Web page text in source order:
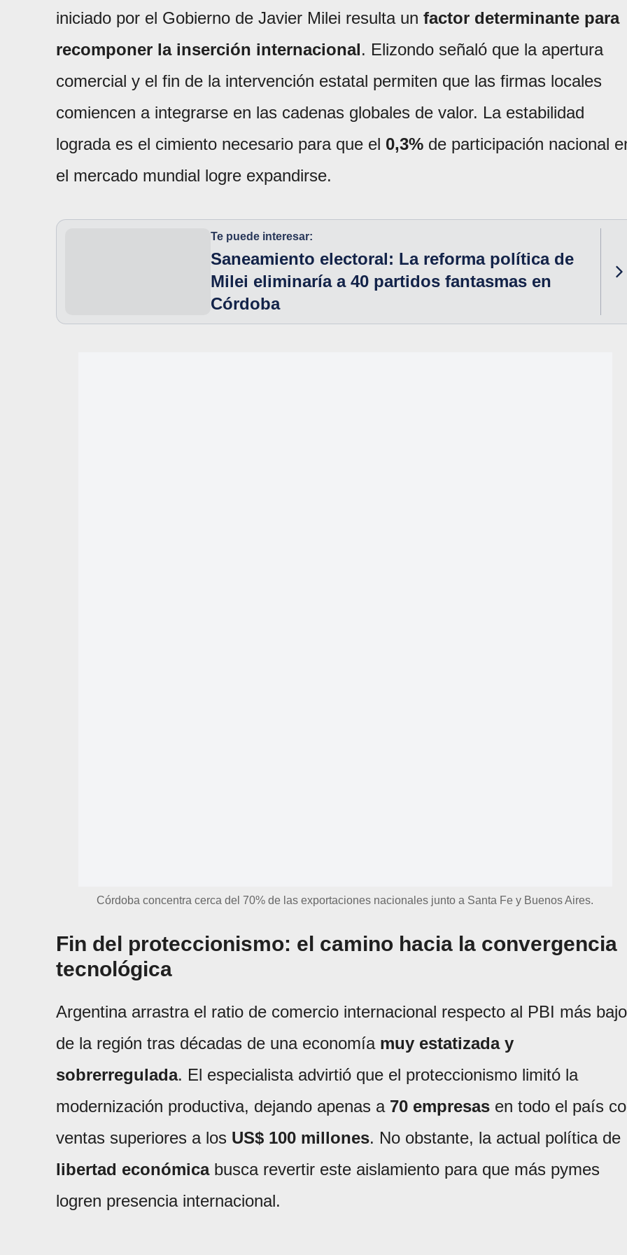
iniciado por el Gobierno de Javier Milei resulta un factor determinante para
recomponer la inserción internacional. Elizondo señaló que la apertura
comercial y el fin de la intervención estatal permiten que las firmas locales
comiencen a integrarse en las cadenas globales de valor. La estabilidad
lograda es el cimiento necesario para que el 0,3% de participación nacional
el mercado mundial logre expandirse.
Te puede interesar:
Saneamiento electoral: La reforma política de
Milei eliminaría a 40 partidos fantasmas en
Córdoba
Córdoba concentra cerca del 70% de las exportaciones nacionales junto a Santa Fe y Buenos Aires.
Fin del proteccionismo: el camino hacia la convergencia
tecnológica
Argentina arrastra el ratio de comercio internacional respecto al PBI más bajo
de la región tras décadas de una economía muy estatizada y
sobrerregulada. El especialista advirtió que el proteccionismo limitó la
modernización productiva, dejando apenas a 70 empresas en todo el país
ventas superiores a los US$ 100 millones. No obstante, la actual política de
libertad económicabusca revertir este aislamiento para que más pymes
logren presencia internacional.